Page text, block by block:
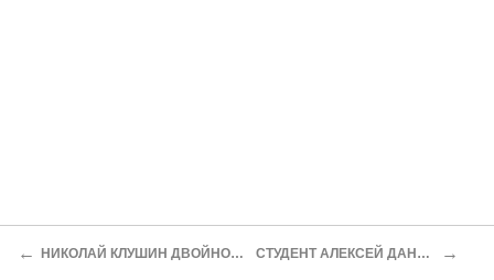
← НИКОЛАЙ КЛУШИН ДВОЙНОЕ УБИЙСТВО ЗА 8 РУБЛЕЙ 25 КОПЕЕК СТУДЕНТ АЛЕКСЕЙ ДАНИЛОВ ПОЧТИ ПО-ДОСТОЕВСКОМУ →